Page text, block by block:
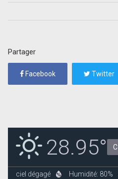
Partager
Facebook Twitter
28.95° C
ciel dégagé Humidité: 80%